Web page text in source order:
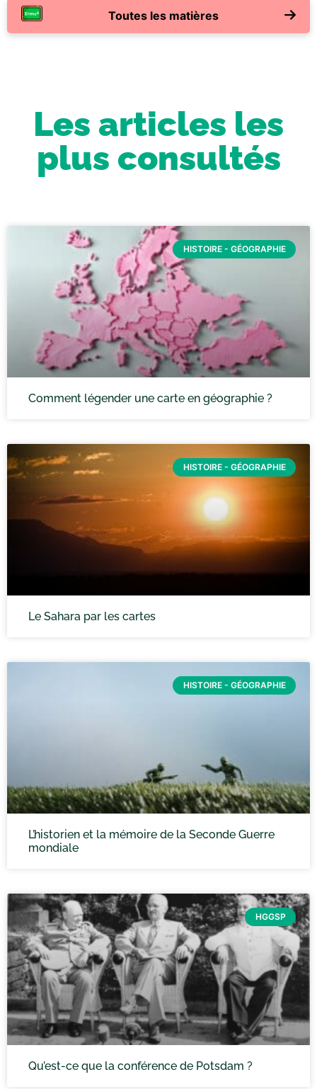
Toutes les matières
Les articles les
plus consultés
HISTOIRE - GÉOGRAPHIE
Comment légender une carte en géographie ?
HISTOIRE - GÉOGRAPHIE
Le Sahara par les cartes
HISTOIRE - GÉOGRAPHIE
L’historien et la mémoire de la Seconde Guerre
mondiale
HGGSP
Qu’est-ce que la conférence de Potsdam ?